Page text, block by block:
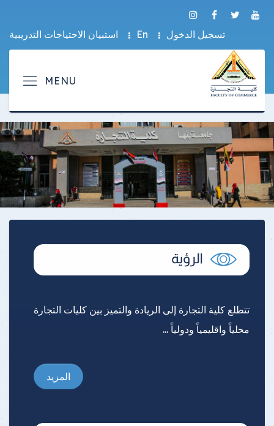
تسجيل الدخول En استبيان الاحتياجات التدريبية
تتطلع كلية التجارة إلى الريادة والتميز بين كليات التجارة
محلياً واقليمياً ودولياً ...
المزيد